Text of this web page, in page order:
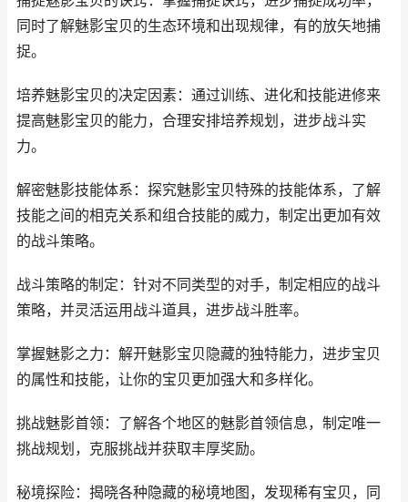
同时了解魅影宝贝的生态环境和出现规律，有的放矢地捕
捉。
培养魅影宝贝的决定因素：通过训练、进化和技能进修来
提高魅影宝贝的能力，合理安排培养规划，进步战斗实
力。
解密魅影技能体系：探究魅影宝贝特殊的技能体系，了解
技能之间的相克关系和组合技能的威力，制定出更加有效
的战斗策略。
战斗策略的制定：针对不同类型的对手，制定相应的战斗
策略，并灵活运用战斗道具，进步战斗胜率。
掌握魅影之力：解开魅影宝贝隐藏的独特能力，进步宝贝
的属性和技能，让你的宝贝更加强大和多样化。
挑战魅影首领：了解各个地区的魅影首领信息，制定唯一
挑战规划，克服挑战并获取丰厚奖励。
秘境探险：揭晓各种隐藏的秘境地图，发现稀有宝贝，同